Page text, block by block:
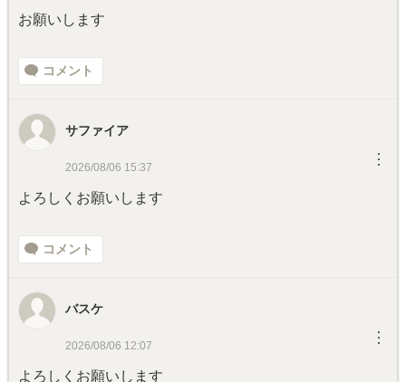
お願いします
コメント
サファイア
2026/08/06 15:37 ︙
よろしくお願いします
コメント
バスケ
2026/08/06 12:07 ︙
よろしくお願いします